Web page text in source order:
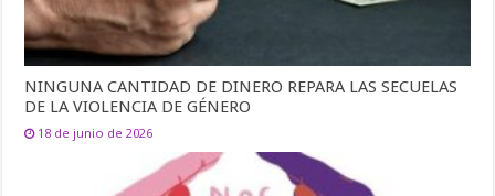
NINGUNA CANTIDAD DE DINERO REPARA LAS SECUELAS
DE LA VIOLENCIA DE GÉNERO
18 de junio de 2026